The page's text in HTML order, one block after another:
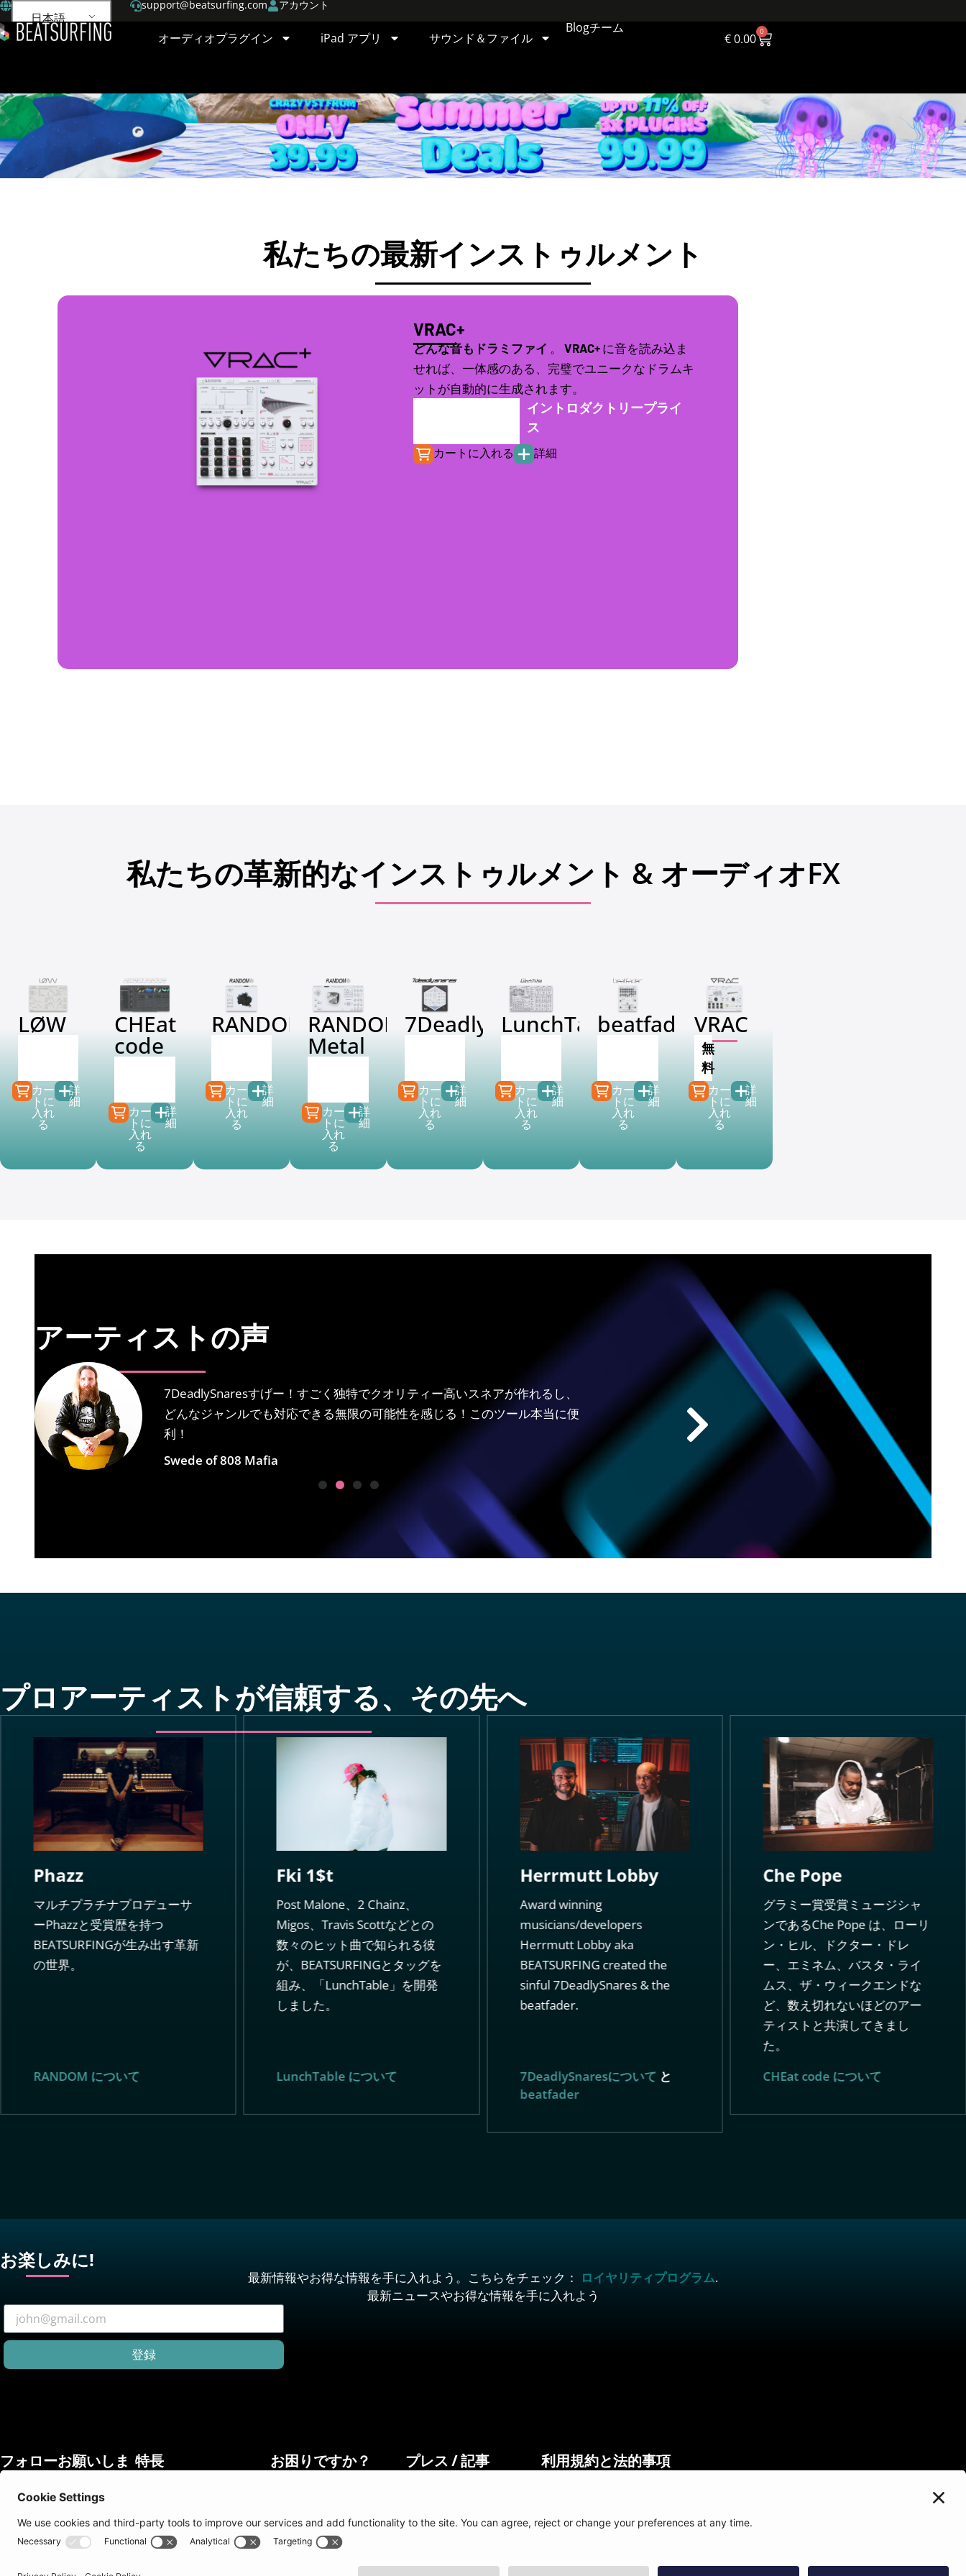
日本語
support@beatsurfing.com アカウント
オーディオプラグイン iPad アプリ サウンド＆ファイル
Blogチーム
€0.00 0
私たちの最新インストゥルメント
VRAC+
どんな音もドラミファイ 。 VRAC+ に音を読み込ま
せれば、一体感のある、完璧でユニークなドラムキ
ットが自動的に生成されます。
イントロダクトリープライ
ス
カートに入れる 詳細
私たちの革新的なインストゥルメント & オーディオFX
LØW
カー
トに
入れ
る
詳
細
CHEat
code
カー
トに
入れ
る
詳
細
RANDOM
カー
トに
入れ
る
詳
細
RANDOM
Metal
カー
トに
入れ
る
詳
細
7DeadlySnares
カー
トに
入れ
る
詳
細
LunchTable
カー
トに
入れ
る
詳
細
beatfader
カー
トに
入れ
る
詳
細
VRAC
無
料
カー
トに
入れ
る
詳
細
アーティストの声
7DeadlySnaresすげー！すごく独特でクオリティー高いスネアが作れるし、
どんなジャンルでも対応できる無限の可能性を感じる！このツール本当に便
利！
Swede of 808 Mafia
Random大好きです！今の
Erb N Dub
プロアーティストが信頼する、その先へ
Phazz
RANDOM について
マルチプラチナプロデューサ
ーPhazzと受賞歴を持つ
BEATSURFINGが生み出す革新
の世界。
Fki 1$t
LunchTable について
Post Malone、2 Chainz、
Migos、Travis Scottなどとの
数々のヒット曲で知られる彼
が、BEATSURFINGとタッグを
組み、「LunchTable」を開発
しました。
Herrmutt Lobby
7DeadlySnaresについて と
beatfader
Award winning
musicians/developers
Herrmutt Lobby aka
BEATSURFING created the
sinful 7DeadlySnares & the
beatfader.
Che Pope
CHEat code について
グラミー賞受賞ミュージシャ
ンであるChe Pope は、ローリ
ン・ヒル、ドクター・ドレ
ー、エミネム、バスタ・ライ
ムス、ザ・ウィークエンドな
ど、数え切れないほどのアー
ティストと共演してきまし
た。
お楽しみに!
最新情報やお得な情報を手に入れよう。こちらをチェック： ロイヤリティプログラム.
最新ニュースやお得な情報を手に入れよう
登録
フォローお願いしま
ニュースレター
特長
学生割引
お困りですか？
ヘルプセンター
プレス / 記事 利用規約と法的事項